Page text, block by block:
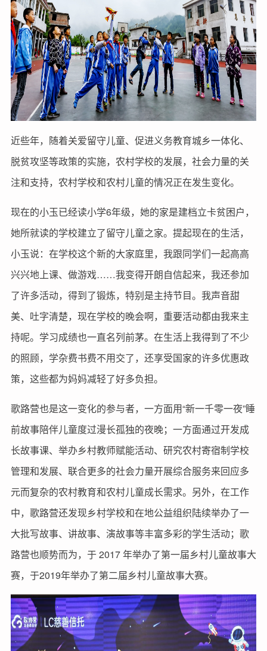
近些年，随着关爱留守儿童、促进义务教育城乡一体化、
脱贫攻坚等政策的实施，农村学校的发展，社会力量的关
注和支持，农村学校和农村儿童的情况正在发生变化。
现在的小玉已经读小学6年级，她的家是建档立卡贫困户，
她所就读的学校建立了留守儿童之家。提起现在的生活，
小玉说：在学校这个新的大家庭里，我跟同学们一起高高
兴兴地上课、做游戏……我变得开朗自信起来，我还参加
了许多活动，得到了锻炼，特别是主持节目。我声音甜
美、吐字清楚，现在学校的晚会啊，重要活动都由我来主
持呢。学习成绩也一直名列前茅。在生活上我得到了不少
的照顾，学杂费书费不用交了，还享受国家的许多优惠政
策，这些都为妈妈减轻了好多负担。
歌路营也是这一变化的参与者，一方面用“新一千零一夜”睡
前故事陪伴儿童度过漫长孤独的夜晚；一方面通过开发成
长故事课、举办乡村教师赋能活动、研究农村寄宿制学校
管理和发展、联合更多的社会力量开展综合服务来回应多
元而复杂的农村教育和农村儿童成长需求。另外，在工作
中，歌路营还发现乡村学校和在地公益组织陆续举办了一
大批写故事、讲故事、演故事等丰富多彩的学生活动；歌
路营也顺势而为，于 2017 年举办了第一届乡村儿童故事大
赛，于2019年举办了第二届乡村儿童故事大赛。